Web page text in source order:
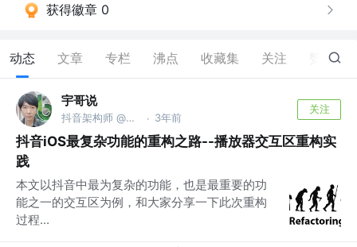
获得徽章 0
动态 文章 专栏 沸点 收藏集 关注 0
宇哥说
抖音架构师 @字节跳动 · 3年前
关注
抖音iOS最复杂功能的重构之路--播放器交互区重构实
践
本文以抖音中最为复杂的功能，也是最重要的功
能之一的交互区为例，和大家分享一下此次重构
过程...